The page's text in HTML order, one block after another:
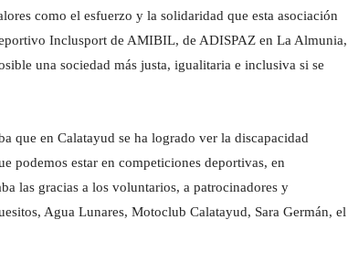
como el esfuerzo y la solidaridad que esta asociación
Inclusport de AMIBIL, de ADISPAZ en La Almunia,
una sociedad más justa, igualitaria e inclusiva si se
que en Calatayud se ha logrado ver la discapacidad
podemos estar en competiciones deportivas, en
las gracias a los voluntarios, a patrocinadores y
Agua Lunares, Motoclub Calatayud, Sara Germán, el